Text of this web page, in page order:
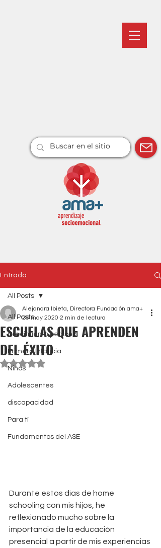
Entrada
All Posts
Crecimiento personal
Primera Infancia
Niños
Adolescentes
discapacidad
Para tí
Fundamentos del ASE
All Posts
ESCUELAS QUE APRENDEN
DEL ÉXITO
Alejandra Ibieta, Directora Fundación ama+
26 may 2020 2 min de lectura
Obtuvo NaN de 5 estrellas.
Durante estos días de home
schooling con mis hijos, he
reflexionado mucho sobre la
importancia de la educación
presencial a partir de mis experiencias